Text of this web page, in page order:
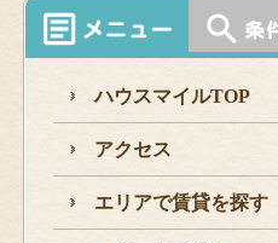
ハウスマイルTOP
アクセス
エリアで賃貸を探す